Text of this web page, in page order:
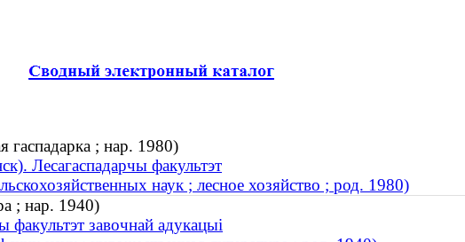
гаспадарка ; нар. 1980)
Лесагаспадарчы факультэт
наук ; лесное хозяйство ; род. 1980)
; нар. 1940)
факультэт завочнай адукацыі